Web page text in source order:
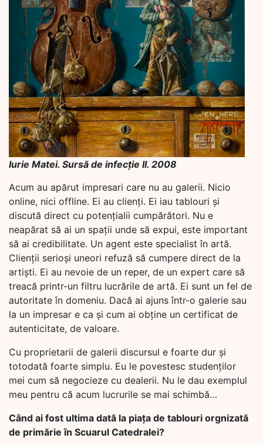
Iurie Matei. Sursă de infecție II. 2008
Acum au apărut impresari care nu au galerii. Nicio
online, nici offline. Ei au clienți. Ei iau tablouri și
discută direct cu potențialii cumpărători. Nu e
neapărat să ai un spații unde să expui, este important
să ai credibilitate. Un agent este specialist în artă.
Clienții serioși uneori refuză să cumpere direct de la
artiști. Ei au nevoie de un reper, de un expert care să
treacă printr-un filtru lucrările de artă. Ei sunt un fel de
autoritate în domeniu. Dacă ai ajuns într-o galerie sau
la un impresar e ca și cum ai obține un certificat de
autenticitate, de valoare.
Cu proprietarii de galerii discursul e foarte dur și
totodată foarte simplu. Eu le povestesc studenților
mei cum să negocieze cu dealerii. Nu le dau exemplul
meu pentru că acum lucrurile se mai schimbă…
Când ai fost ultima dată la piața de tablouri orgnizată
de primărie în Scuarul Catedralei?